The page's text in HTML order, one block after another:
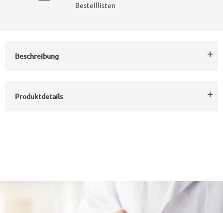
Bestelllisten
Beschreibung
Produktdetails